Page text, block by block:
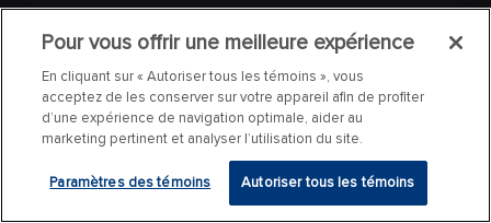
Pour vous offrir une meilleure expérience
En cliquant sur « Autoriser tous les témoins », vous
acceptez de les conserver sur votre appareil afin de profiter
d’une expérience de navigation optimale, aider au
marketing pertinent et analyser l’utilisation du site.
Paramètres des témoins Autoriser tous les témoins